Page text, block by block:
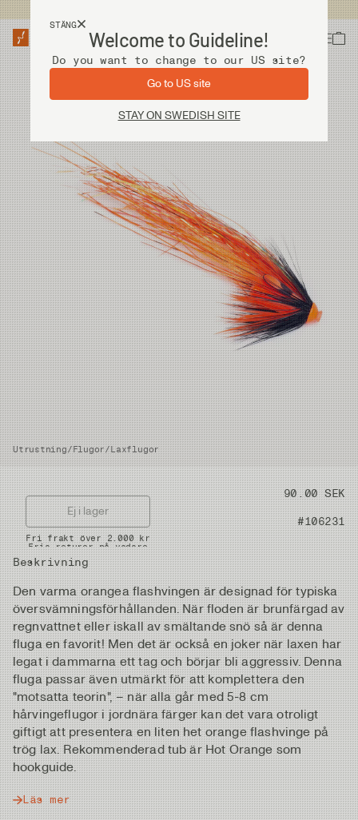
STÄNG
Welcome to Guideline!
Do you want to change to our US site?
Go to US site
STAY ON SWEDISH SITE
Utrustning/Flugor/Laxflugor
Pris 90.00 SEK
Artikelnummer #106231
Beskrivning
Den varma orangea flashvingen är designad för typiska
översvämningsförhållanden. När floden är brunfärgad av
regnvattnet eller iskall av smältande snö så är denna
fluga en favorit! Men det är också en joker när laxen har
legat i dammarna ett tag och börjar bli aggressiv. Denna
fluga passar även utmärkt för att komplettera den
"motsatta teorin", – när alla går med 5-8 cm
hårvingeflugor i jordnära färger kan det vara otroligt
giftigt att presentera en liten het orange flashvinge på
trög lax. Rekommenderad tub är Hot Orange som
hookguide.
Läs mer
Ej i lager
Snabba leveranser
Fri frakt över 2.000 kr
Fria returer på vadare